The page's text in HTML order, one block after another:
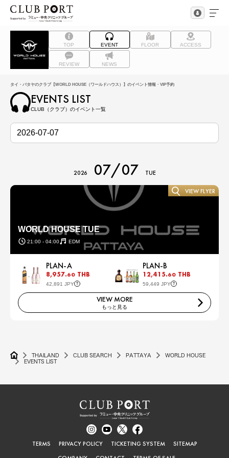
TOP EVENT FLOOR ACCESS
REVIEW NEWS
タイ・パタヤのクラブ【WORLD HOUSE（ワールドハウス）】のイベント情報・VIP予約
EVENTS LIST
CLUB（クラブ）のイベント一覧
2026 07/07 TUE
WORLD HOUSE TUE
21:00 - 04:00 EDM
VIEW FLYER
PLAN-A
8,957.60 THB
42,891 JPY
PLAN-B
12,415.60 THB
59,449 JPY
VIEW MORE
もっと見る
THAILAND CLUB SEARCH PATTAYA
WORLD HOUSE
EVENTS LIST
TERMS PRIVACY POLICY TICKETING SYSTEM
SITEMAP